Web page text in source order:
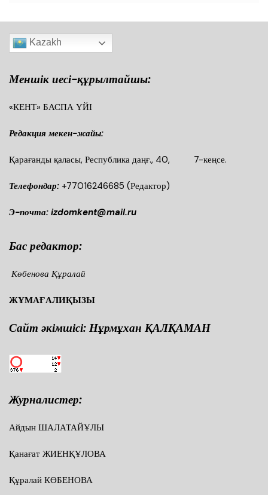
Kazakh
Меншік иесі-құрылтайшы:
«КЕНТ» БАСПА ҮЙІ
Редакция мекен-жайы:
Қарағанды қаласы, Республика даңғ., 40, 7-кеңсе.
Телефондар: +77016246685 (Редактор)
Э-почта: izdomkent@mail.ru
Бас редактор:
Көбенова Құралай
ЖҰМАҒАЛИҚЫЗЫ
Сайт әкімшісі: Нұрмұхан ҚАЛҚАМАН
Журналистер:
Айдын ШАЛАТАЙҰЛЫ
Қанағат ЖИЕНҚҰЛОВА
Құралай КӨБЕНОВА